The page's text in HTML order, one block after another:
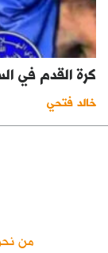
فكرة
دفاتر
بالصورة
كتّابنا
كرة القدم في
خالد فتحي
من